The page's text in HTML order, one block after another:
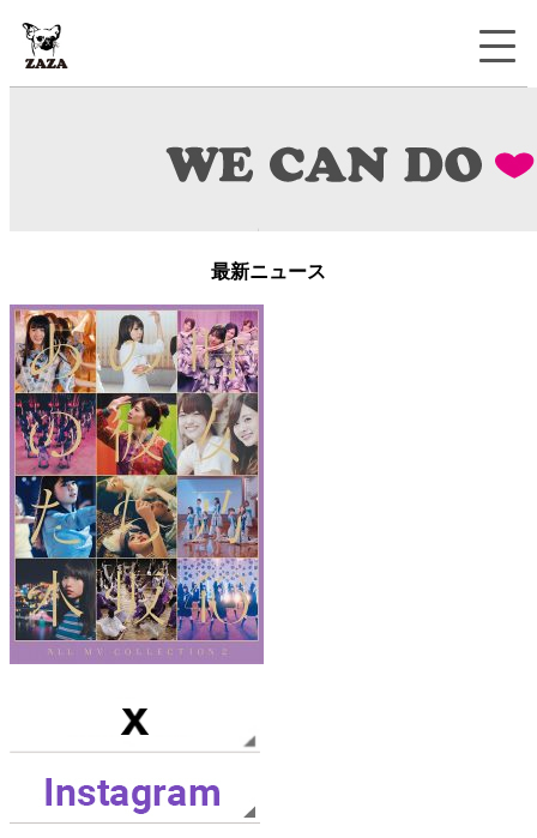
最新ニュース